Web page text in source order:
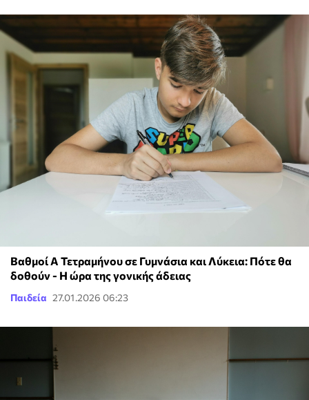
Bαθμοί Α Τετραμήνου σε Γυμνάσια και Λύκεια: Πότε θα
δοθούν - Η ώρα της γονικής άδειας
Παιδεία 27.01.2026 06:23